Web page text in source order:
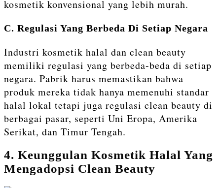
kosmetik konvensional yang lebih murah.
C. Regulasi Yang Berbeda Di Setiap Negara
Industri kosmetik halal dan clean beauty
memiliki regulasi yang berbeda-beda di setiap
negara. Pabrik harus memastikan bahwa
produk mereka tidak hanya memenuhi standar
halal lokal tetapi juga regulasi clean beauty di
berbagai pasar, seperti Uni Eropa, Amerika
Serikat, dan Timur Tengah.
4. Keunggulan Kosmetik Halal Yang
Mengadopsi Clean Beauty